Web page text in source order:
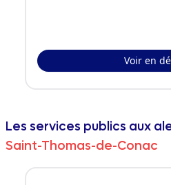
Voir en
Les services publics aux
Saint-Thomas-de-Conac